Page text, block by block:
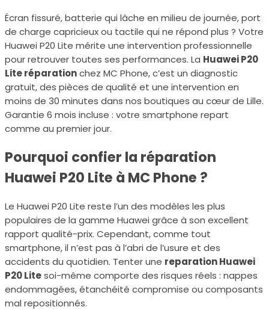
Écran fissuré, batterie qui lâche en milieu de journée, port
de charge capricieux ou tactile qui ne répond plus ? Votre
Huawei P20 Lite mérite une intervention professionnelle
pour retrouver toutes ses performances. La Huawei P20
Lite réparationchez MC Phone, c’est un diagnostic
gratuit, des pièces de qualité et une intervention en
moins de 30 minutes dans nos boutiques au cœur de Lille.
Garantie 6 mois incluse : votre smartphone repart
comme au premier jour.
Pourquoi confier la réparation
Huawei P20 Lite à MC Phone ?
Le Huawei P20 Lite reste l’un des modèles les plus
populaires de la gamme Huawei grâce à son excellent
rapport qualité-prix. Cependant, comme tout
smartphone, il n’est pas à l’abri de l’usure et des
accidents du quotidien. Tenter une reparation Huawei
P20 Litesoi-même comporte des risques réels : nappes
endommagées, étanchéité compromise ou composants
mal repositionnés.